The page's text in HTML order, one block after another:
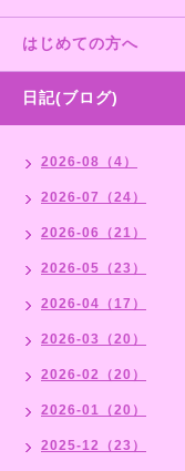
はじめての方へ
日記(ブログ)
2026-08（4）
2026-07（24）
2026-06（21）
2026-05（23）
2026-04（17）
2026-03（20）
2026-02（20）
2026-01（20）
2025-12（23）